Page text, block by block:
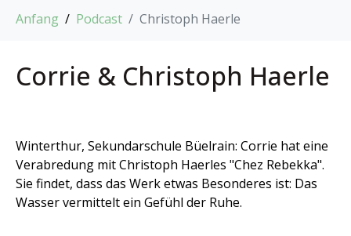
Anfang Podcast Christoph Haerle
Corrie & Christoph Haerle
Winterthur, Sekundarschule Büelrain: Corrie hat eine
Verabredung mit Christoph Haerles "Chez Rebekka".
Sie findet, dass das Werk etwas Besonderes ist: Das
Wasser vermittelt ein Gefühl der Ruhe.